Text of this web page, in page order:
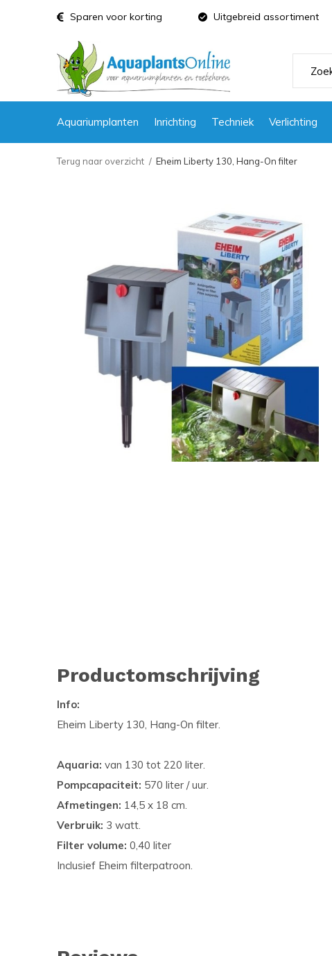
Aquariumplanten Inrichting Techniek Verlichting
Sparen voor korting Uitgebreid assortiment
Terug naar overzicht Eheim Liberty 130, Hang-On filter
Productomschrijving
Info:
Eheim Liberty 130, Hang-On filter.
Aquaria: van 130 tot 220 liter.
Pompcapaciteit: 570 liter / uur.
Afmetingen: 14,5 x 18 cm.
Verbruik: 3 watt.
Filter volume: 0,40 liter
Inclusief Eheim filterpatroon.